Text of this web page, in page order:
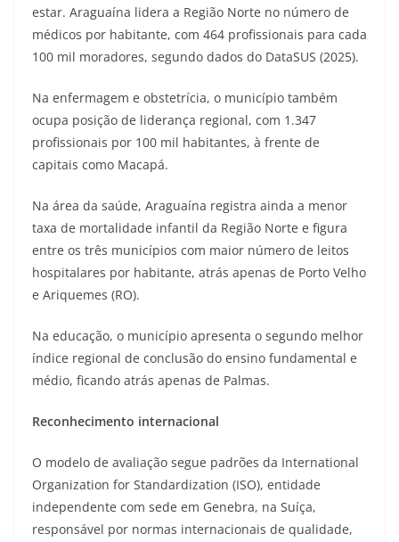
estar. Araguaína lidera a Região Norte no número de
médicos por habitante, com 464 profissionais para cada
100 mil moradores, segundo dados do DataSUS (2025).
Na enfermagem e obstetrícia, o município também
ocupa posição de liderança regional, com 1.347
profissionais por 100 mil habitantes, à frente de
capitais como Macapá.
Na área da saúde, Araguaína registra ainda a menor
taxa de mortalidade infantil da Região Norte e figura
entre os três municípios com maior número de leitos
hospitalares por habitante, atrás apenas de Porto Velho
e Ariquemes (RO).
Na educação, o município apresenta o segundo melhor
índice regional de conclusão do ensino fundamental e
médio, ficando atrás apenas de Palmas.
Reconhecimento internacional
O modelo de avaliação segue padrões da International
Organization for Standardization (ISO), entidade
independente com sede em Genebra, na Suíça,
responsável por normas internacionais de qualidade,